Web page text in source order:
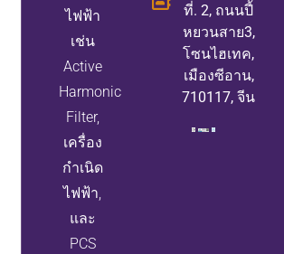
ไฟฟ้า
เช่น
Active
Harmonic
Filter,
เครื่อง
กำเนิด
ไฟฟ้า,
และ
PCS
ที่. 2, ถนนปี้
หยวนสาย3,
โซนไฮเทค,
เมืองซีอาน,
710117, จีน